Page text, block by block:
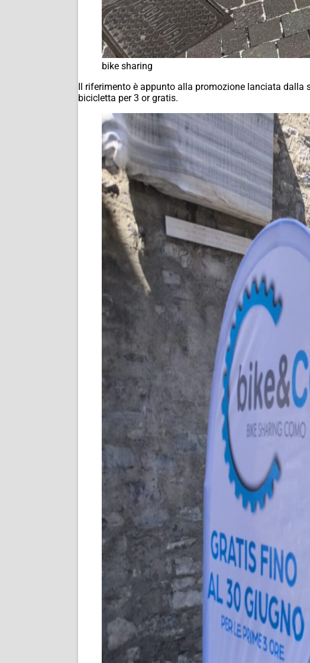
bike sharing
Il riferimento è appunto alla promozione lanciata dalla
bicicletta per 3 or gratis.